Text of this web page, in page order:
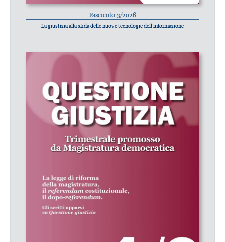
Fascicolo 3/2026
La giustizia alla sfida delle nuove tecnologie dell’informazione